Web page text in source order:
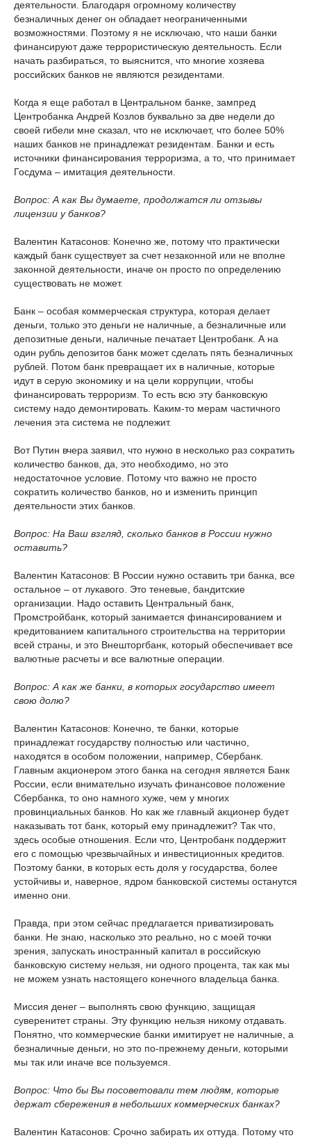
деятельности. Благодаря огромному количеству
безналичных денег он обладает неограниченными
возможностями. Поэтому я не исключаю, что наши банки
финансируют даже террористическую деятельность. Если
начать разбираться, то выяснится, что многие хозяева
российских банков не являются резидентами.
Когда я еще работал в Центральном банке, зампред
Центробанка Андрей Козлов буквально за две недели до
своей гибели мне сказал, что не исключает, что более 50%
наших банков не принадлежат резидентам. Банки и есть
источники финансирования терроризма, а то, что принимает
Госдума – имитация деятельности.
Вопрос: А как Вы думаете, продолжатся ли отзывы
лицензии у банков?
Валентин Катасонов: Конечно же, потому что практически
каждый банк существует за счет незаконной или не вполне
законной деятельности, иначе он просто по определению
существовать не может.
Банк – особая коммерческая структура, которая делает
деньги, только это деньги не наличные, а безналичные или
депозитные деньги, наличные печатает Центробанк. А на
один рубль депозитов банк может сделать пять безналичных
рублей. Потом банк превращает их в наличные, которые
идут в серую экономику и на цели коррупции, чтобы
финансировать терроризм. То есть всю эту банковскую
систему надо демонтировать. Каким-то мерам частичного
лечения эта система не подлежит.
Вот Путин вчера заявил, что нужно в несколько раз сократить
количество банков, да, это необходимо, но это
недостаточное условие. Потому что важно не просто
сократить количество банков, но и изменить принцип
деятельности этих банков.
Вопрос: На Ваш взгляд, сколько банков в России нужно
оставить?
Валентин Катасонов: В России нужно оставить три банка, все
остальное – от лукавого. Это теневые, бандитские
организации. Надо оставить Центральный банк,
Промстройбанк, который занимается финансированием и
кредитованием капитального строительства на территории
всей страны, и это Внешторгбанк, который обеспечивает все
валютные расчеты и все валютные операции.
Вопрос: А как же банки, в которых государство имеет
свою долю?
Валентин Катасонов: Конечно, те банки, которые
принадлежат государству полностью или частично,
находятся в особом положении, например, Сбербанк.
Главным акционером этого банка на сегодня является Банк
России, если внимательно изучать финансовое положение
Сбербанка, то оно намного хуже, чем у многих
провинциальных банков. Но как же главный акционер будет
наказывать тот банк, который ему принадлежит? Так что,
здесь особые отношения. Если что, Центробанк поддержит
его с помощью чрезвычайных и инвестиционных кредитов.
Поэтому банки, в которых есть доля у государства, более
устойчивы и, наверное, ядром банковской системы останутся
именно они.
Правда, при этом сейчас предлагается приватизировать
банки. Не знаю, насколько это реально, но с моей точки
зрения, запускать иностранный капитал в российскую
банковскую систему нельзя, ни одного процента, так как мы
не можем узнать настоящего конечного владельца банка.
Миссия денег – выполнять свою функцию, защищая
суверенитет страны. Эту функцию нельзя никому отдавать.
Понятно, что коммерческие банки имитирует не наличные, а
безналичные деньги, но это по-прежнему деньги, которыми
мы так или иначе все пользуемся.
Вопрос: Что бы Вы посоветовали тем людям, которые
держат сбережения в небольших коммерческих банках?
Валентин Катасонов: Срочно забирать их оттуда. Потому что